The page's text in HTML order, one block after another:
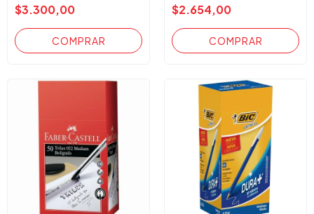
$3.300,00 $2.654,00